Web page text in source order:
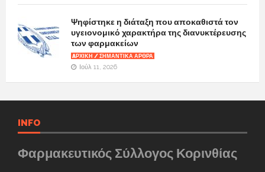
Ψηφίστηκε η διάταξη που αποκαθιστά τον
υγειονομικό χαρακτήρα της διανυκτέρευσης
των φαρμακείων
AΡΧΙΚΉ / ΣΗΜΑΝΤΙΚΆ ΆΡΘΡΑ
Ιούλ 11, 2026
INFO
Φαρμακευτικός Σύλλογος Κορινθίας